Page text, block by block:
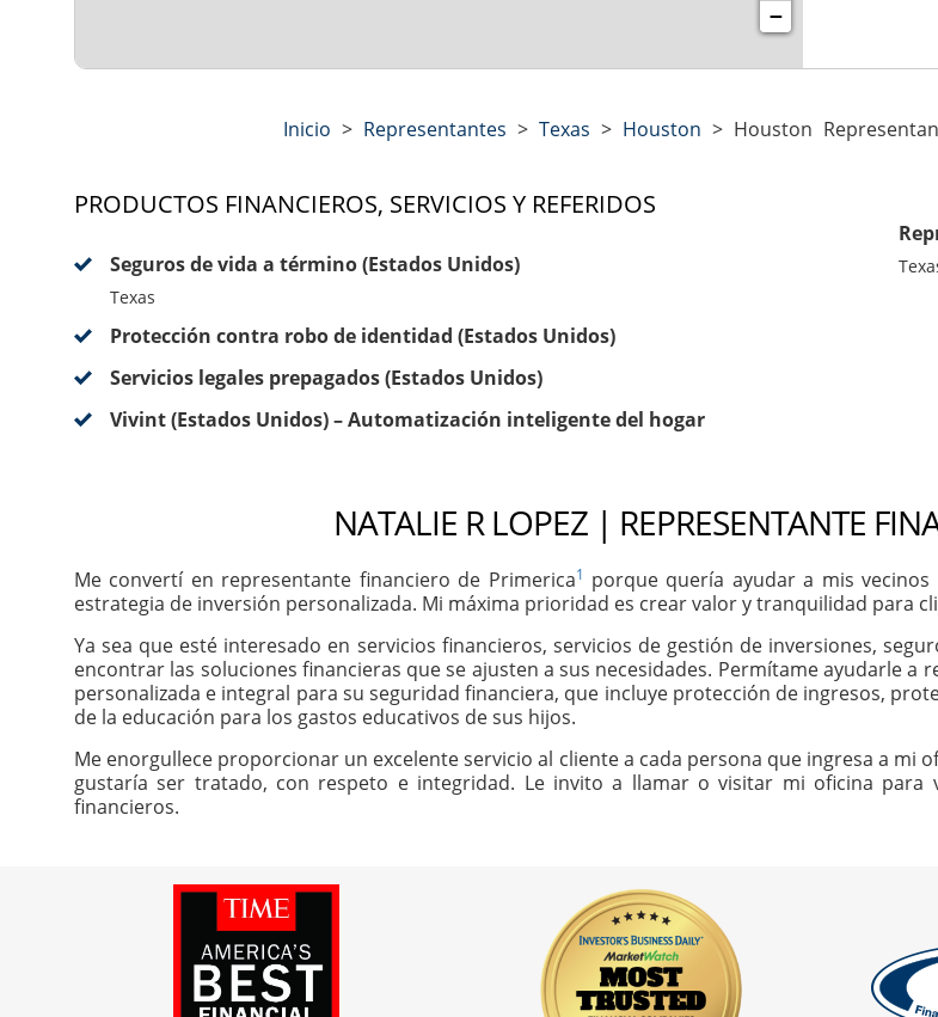
−
Inicio > Representantes > Texas > Houston > Houston
PRODUCTOS FINANCIEROS, SERVICIOS Y REFERIDOS
Seguros de vida a término (Estados Unidos)
Texas
Protección contra robo de identidad (Estados Unidos)
Servicios legales prepagados (Estados Unidos)
Vivint (Estados Unidos) – Automatización inteligente del hogar
NATALIE R LOPEZ | REPRESENTANTE
Me convertí en representante financiero de Primerica1 porque quería ayudar a mis
estrategia de inversión personalizada. Mi máxima prioridad es crear valor y tranquilidad para
Ya sea que esté interesado en servicios financieros, servicios de gestión de inversiones,
encontrar las soluciones financieras que se ajusten a sus necesidades. Permítame ayudarle a
personalizada e integral para su seguridad financiera, que incluye protección de ingresos,
de la educación para los gastos educativos de sus hijos.
Me enorgullece proporcionar un excelente servicio al cliente a cada persona que ingresa a mi
gustaría ser tratado, con respeto e integridad. Le invito a llamar o visitar mi oficina para
financieros.